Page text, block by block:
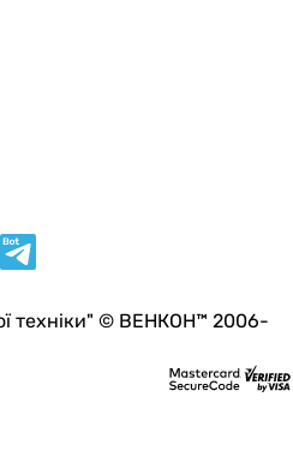
техніки" © ВЕНКОН™ 2006-